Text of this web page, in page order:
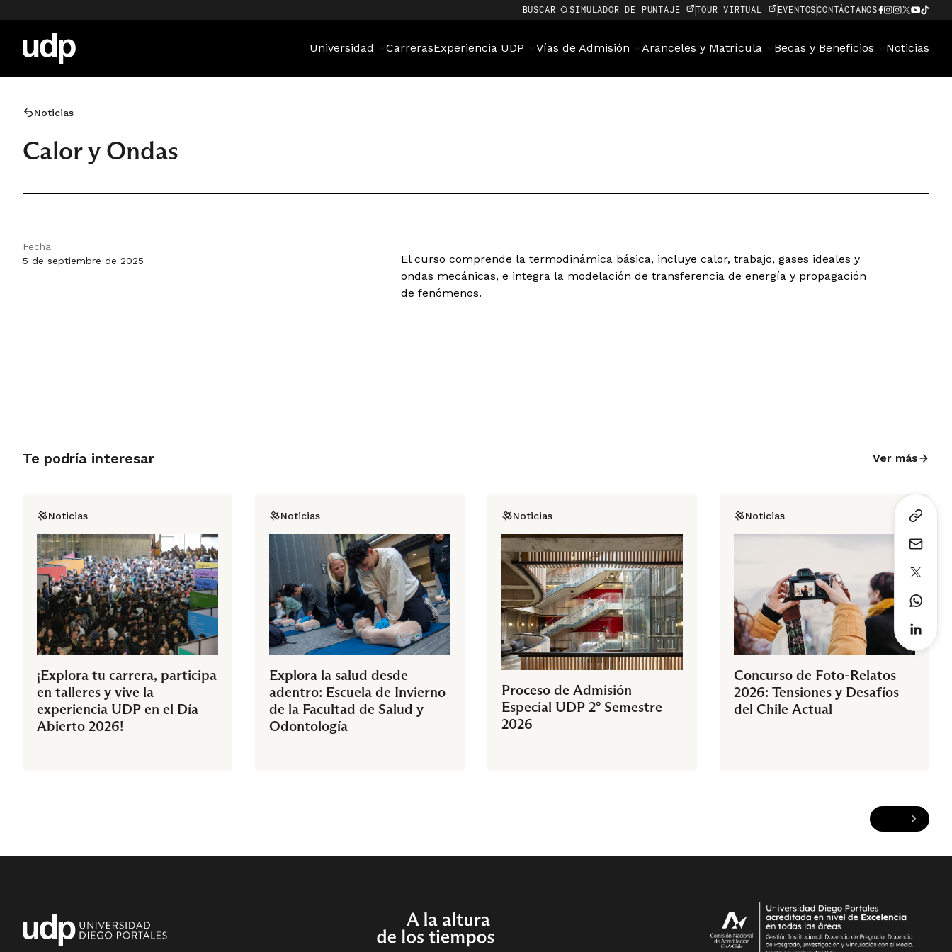
BUSCAR SIMULADOR DE PUNTAJE TOUR VIRTUAL EVENTOSCONTÁCTANOS
Universidad CarrerasExperiencia UDP Vías de Admisión Aranceles y Matrícula Becas y Beneficios Noticias
Noticias
Calor y Ondas
Fecha
5 de septiembre de 2025
El curso comprende la termodinámica básica, incluye calor, trabajo, gases ideales y
ondas mecánicas, e integra la modelación de transferencia de energía y propagación
de fenómenos.
Te podría interesar Ver más
Noticias
¡Explora tu carrera, participa
en talleres y vive la
experiencia UDP en el Día
Abierto 2026!
Noticias
Explora la salud desde
adentro: Escuela de Invierno
de la Facultad de Salud y
Odontología
Noticias
Proceso de Admisión
Especial UDP 2° Semestre
2026
Noticias
Concurso de Foto-Relatos
2026: Tensiones y Desafíos
del Chile Actual